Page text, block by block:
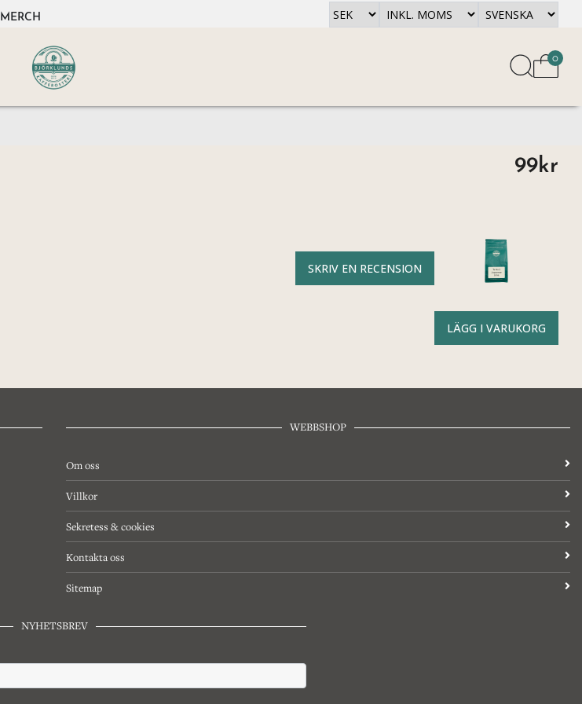
MERCH
0
99kr
SKRIV EN RECENSION
LÄGG I VARUKORG
WEBBSHOP
Om oss
Villkor
Sekretess & cookies
Kontakta oss
Sitemap
NYHETSBREV